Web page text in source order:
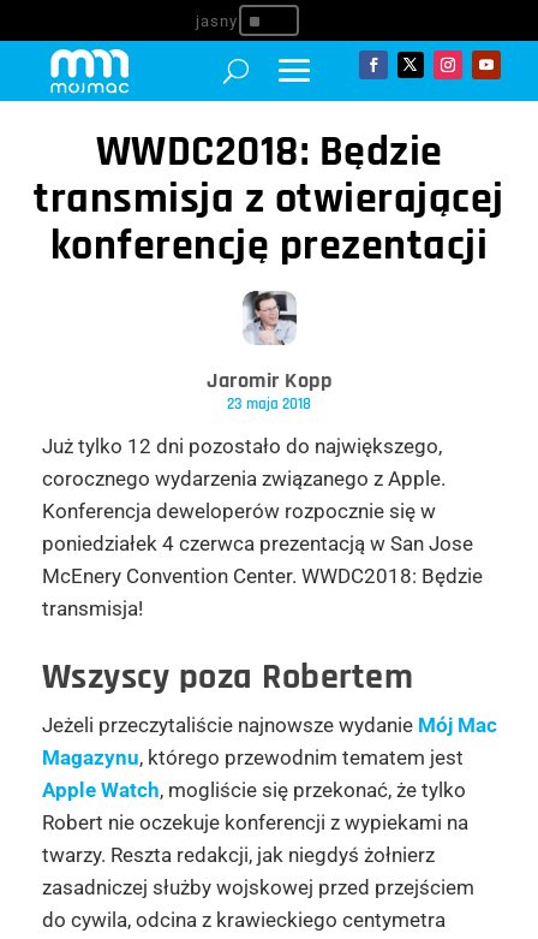
^
WWDC2018: Będzie
transmisja z otwierającej
konferencję prezentacji
Jaromir Kopp
23 maja 2018
Już tylko 12 dni pozostało do największego,
corocznego wydarzenia związanego z Apple.
Konferencja deweloperów rozpocznie się w
poniedziałek 4 czerwca prezentacją w San Jose
McEnery Convention Center. WWDC2018: Będzie
transmisja!
Wszyscy poza Robertem
Jeżeli przeczytaliście najnowsze wydanie Mój Mac
Magazynu, którego przewodnim tematem jest
Apple Watch, mogliście się przekonać, że tylko
Robert nie oczekuje konferencji z wypiekami na
twarzy. Reszta redakcji, jak niegdyś żołnierz
zasadniczej służby wojskowej przed przejściem
do cywila, odcina z krawieckiego centymetra